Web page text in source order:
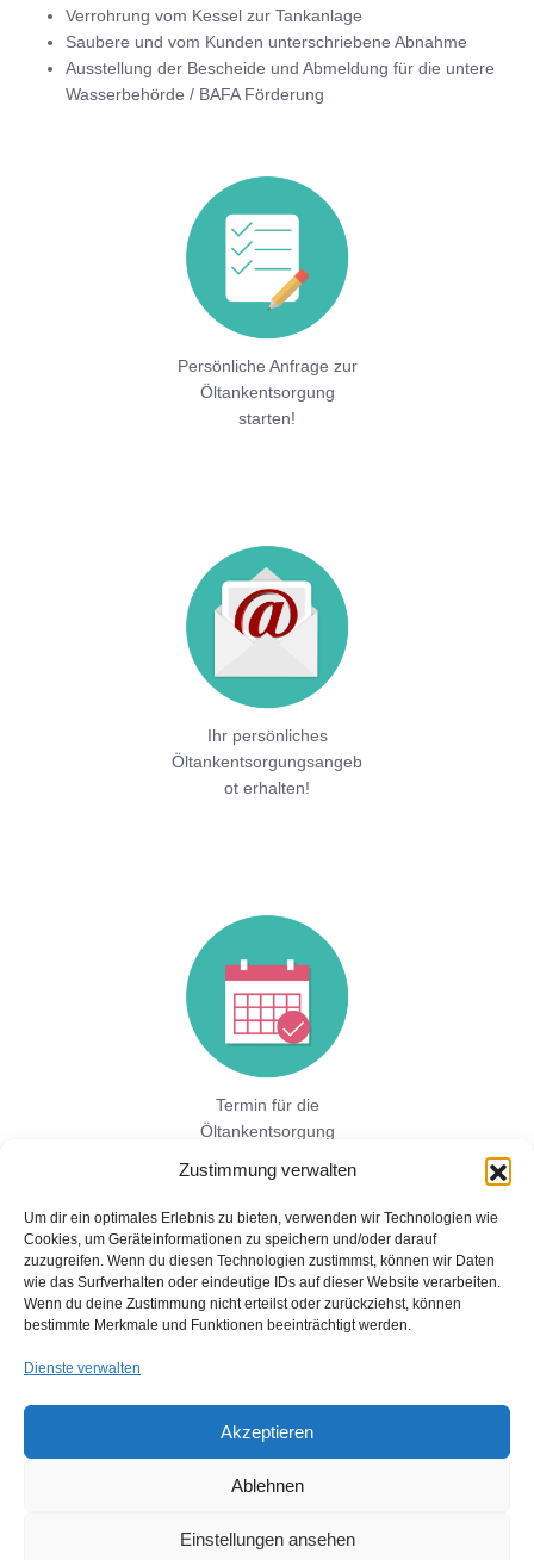
Zustimmung verwalten
Um dir ein optimales Erlebnis zu bieten, verwenden wir Technologien wie
Cookies, um Geräteinformationen zu speichern und/oder darauf
zuzugreifen. Wenn du diesen Technologien zustimmst, können wir Daten
wie das Surfverhalten oder eindeutige IDs auf dieser Website verarbeiten.
Wenn du deine Zustimmung nicht erteilst oder zurückziehst, können
bestimmte Merkmale und Funktionen beeinträchtigt werden.
Dienste verwalten
Akzeptieren
Ablehnen
Einstellungen ansehen
Verrohrung vom Kessel zur Tankanlage
Saubere und vom Kunden unterschriebene Abnahme
Ausstellung der Bescheide und Abmeldung für die untere
Wasserbehörde / BAFA Förderung
Persönliche Anfrage zur
Öltankentsorgung
starten!
Ihr persönliches
Öltankentsorgungsangeb
ot erhalten!
Termin für die
Öltankentsorgung
Jetzt hier direkt ein unverbindliches
Festpreisangebot einholen!